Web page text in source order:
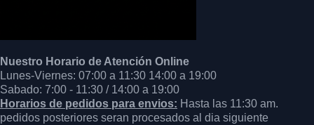
Nuestro Horario de Atención Online
Lunes-Viernes: 07:00 a 11:30 14:00 a 19:00
Sabado: 7:00 - 11:30 / 14:00 a 19:00
Horarios de pedidos para envios: Hasta las 11:30 am.
pedidos posteriores seran procesados al dia siguiente